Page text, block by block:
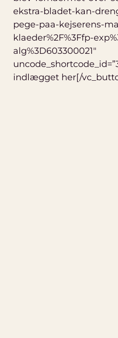
ekstra-bladet-kan-
pege-paa-kejserens-
klaeder%2F%3Ffp-
alg%3D603300021″
indlægget her[/